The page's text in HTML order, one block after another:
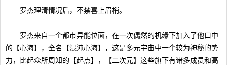
罗杰理清情况后，不禁喜上眉梢。
罗杰来自一个都市异能位面，在一次偶然的机缘下加入了他口中
的【心海】，全名【混沌心海】，这是多元宇宙中一个较为神秘的势
力，比起众所周知的【起点】，【二次元】这些旗下有诸多成员和高